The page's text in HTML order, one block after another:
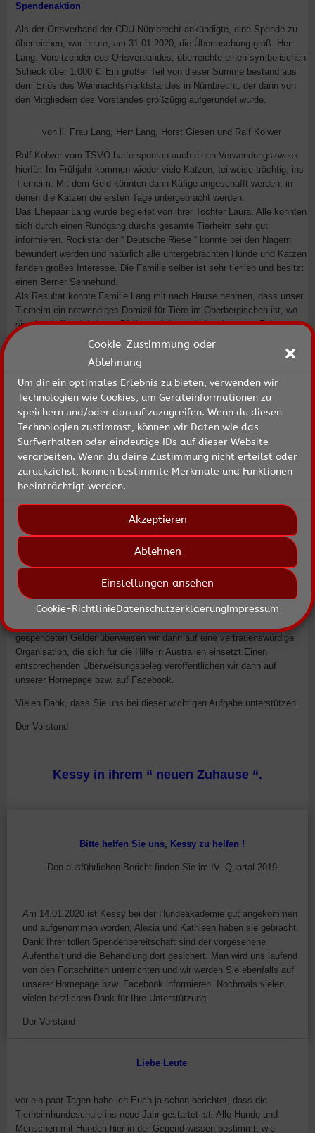
Cookie-Zustimmung oder
Ablehnung
Um dir ein optimales Erlebnis zu bieten, verwenden wir
Technologien wie Cookies, um Geräteinformationen zu
speichern und/oder darauf zuzugreifen. Wenn du diesen
Technologien zustimmst, können wir Daten wie das
Surfverhalten oder eindeutige IDs auf dieser Website
verarbeiten. Wenn du deine Zustimmung nicht erteilst oder
zurückziehst, können bestimmte Merkmale und Funktionen
beeinträchtigt werden.
Akzeptieren
Ablehnen
Einstellungen ansehen
Cookie-RichtlinieDatenschutzerklaerungImpressum
Spendenaktion
Als der Ortsverband der CDU Nümbrecht ankündigte, eine Spende zu
überreichen, war heute, am 31.01.2020, die Überraschung groß. Herr
Lang, Vorsitzender des Ortsverbandes, überreichte einen symbolischen
Scheck über 1.000 €. Ein großer Teil von dieser Summe bestand aus
dem Erlös des Weihnachtsmarktstandes in Nümbrecht, der dann von
den Mitgliedern des Vorstandes großzügig aufgerundet wurde.
von li: Frau Lang, Herr Lang, Horst Giesen und Ralf Kolwer
Ralf Kolwer vom TSVO hatte spontan auch einen Verwendungszweck
hierfür. Im Frühjahr kommen wieder viele Katzen, teilweise trächtig, ins
Tierheim. Mit dem Geld könnten dann Käfige angeschafft werden, in
denen die Katzen die ersten Tage untergebracht werden.
Das Ehepaar Lang wurde begleitet von ihrer Tochter Laura. Alle konnten
sich durch einen Rundgang durchs gesamte Tierheim sehr gut
informieren. Rockstar der “ Deutsche Riese “ konnte bei den Nagern
bewundert werden und natürlich alle untergebrachten Hunde und Katzen
fanden großes Interesse. Die Familie selber ist sehr tierlieb und besitzt
einen Berner Sennehund.
Als Resultat konnte Familie Lang mit nach Hause nehmen, dass unser
Tierheim ein notwendiges Domizil für Tiere im Oberbergischen ist, wo
sie eine hoffentlich kurze Bleibe und dann wieder ein neues Zuhause
finden. Das gesamte Koppelweide-Team bedankt sich sehr für die tolle
Liebe Tierfreunde und Tierfreundinnen,
In Australien wüten seit Monaten heftige Buschbrände. Neben
Menschen, Häusern und Infrastruktur ist die Tierwelt dort aufs
schlimmste bedroht, unzählige Tiere kommen in den Flammen um.
Umso mehr benötigen die Menschen und Tiere dort unsere
Unterstützung. Auch die Koppelweide will helfen. Ab sofort können Sie
Spenden auf die auf unserer Homepage genannten Konten einzahlen.
Bitte nennen Sie als Verwendungszweck “ Australien “.
gespendeten Gelder überweisen wir dann auf eine vertrauenswürdige
Organisation, die sich für die Hilfe in Australien einsetzt.Einen
entsprechenden Überweisungsbeleg veröffentlichen wir dann auf
unserer Homepage bzw. auf Facebook.
Vielen Dank, dass Sie uns bei dieser wichtigen Aufgabe unterstützen.
Der Vorstand
Kessy in ihrem “ neuen Zuhause “.
Bitte helfen Sie uns, Kessy zu helfen !
Den ausführlichen Bericht finden Sie im IV. Quartal 2019
Am 14.01.2020 ist Kessy bei der Hundeakademie gut angekommen
und aufgenommen worden; Alexia und Kathleen haben sie gebracht.
Dank Ihrer tollen Spendenbereitschaft sind der vorgesehene
Aufenthalt und die Behandlung dort gesichert. Man wird uns laufend
von den Fortschritten unterrichten und wir werden Sie ebenfalls auf
unserer Homepage bzw. Facebook informieren. Nochmals vielen,
vielen herzlichen Dank für Ihre Unterstützung.
Der Vorstand
Liebe Leute
vor ein paar Tagen habe ich Euch ja schon berichtet, dass die
Tierheimhundeschule ins neue Jahr gestartet ist. Alle Hunde und
Menschen mit Hunden hier in der Gegend wissen bestimmt, wie